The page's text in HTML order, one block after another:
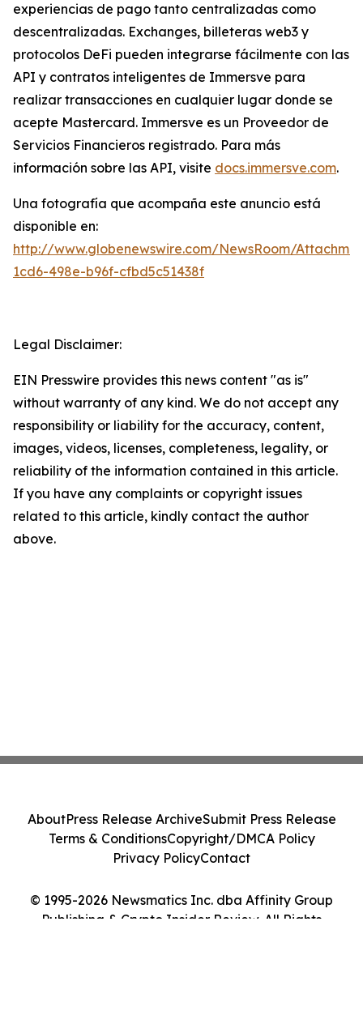
experiencias de pago tanto centralizadas como
descentralizadas. Exchanges, billeteras web3 y
protocolos DeFi pueden integrarse fácilmente con las
API y contratos inteligentes de Immersve para
realizar transacciones en cualquier lugar donde se
acepte Mastercard. Immersve es un Proveedor de
Servicios Financieros registrado. Para más
información sobre las API, visite docs.immersve.com.
Una fotografía que acompaña este anuncio está
disponible en:
http://www.globenewswire.com/NewsRoom/
1cd6-498e-b96f-cfbd5c51438f
Legal Disclaimer:
EIN Presswire provides this news content "as is"
without warranty of any kind. We do not accept any
responsibility or liability for the accuracy, content,
images, videos, licenses, completeness, legality, or
reliability of the information contained in this article.
If you have any complaints or copyright issues
related to this article, kindly contact the author
above.
© 1995-2026 Newsmatics Inc. dba Affinity Group
Publishing & Crypto Insider Review. All Rights
AboutPress Release ArchiveSubmit Press Release
Terms & ConditionsCopyright/DMCA Policy
Privacy PolicyContact